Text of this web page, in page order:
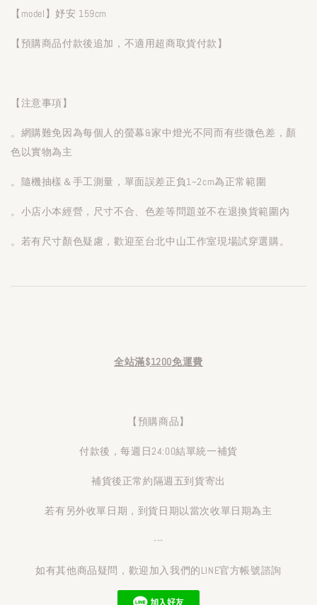
【model】妤安 159cm
【預購商品付款後追加，不適用超商取貨付款】
【注意事項】
。網購難免因為每個人的螢幕&家中燈光不同而有些微色差，顏
色以實物為主
。隨機抽樣＆手工測量，單面誤差正負1~2cm為正常範圍
。小店小本經營，尺寸不合、色差等問題並不在退換貨範圍內
。若有尺寸顏色疑慮，歡迎至台北中山工作室現場試穿選購。
全站滿$1200免運費
【預購商品】
付款後，每週日24:00結單統一補貨
補貨後正常約隔週五到貨寄出
若有另外收單日期，到貨日期以當次收單日期為主
---
如有其他商品疑問，歡迎加入我們的LINE官方帳號諮詢